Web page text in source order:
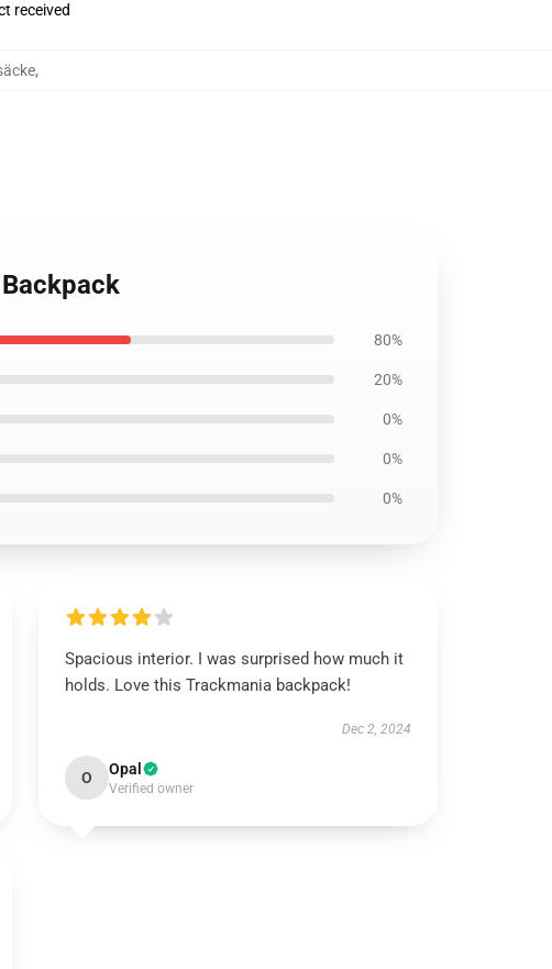
received
,
80%
20%
0%
0%
0%
Spacious interior. I was surprised how much it
holds. Love this Trackmania backpack!
Dec 2, 2024
O Opal
Verified owner